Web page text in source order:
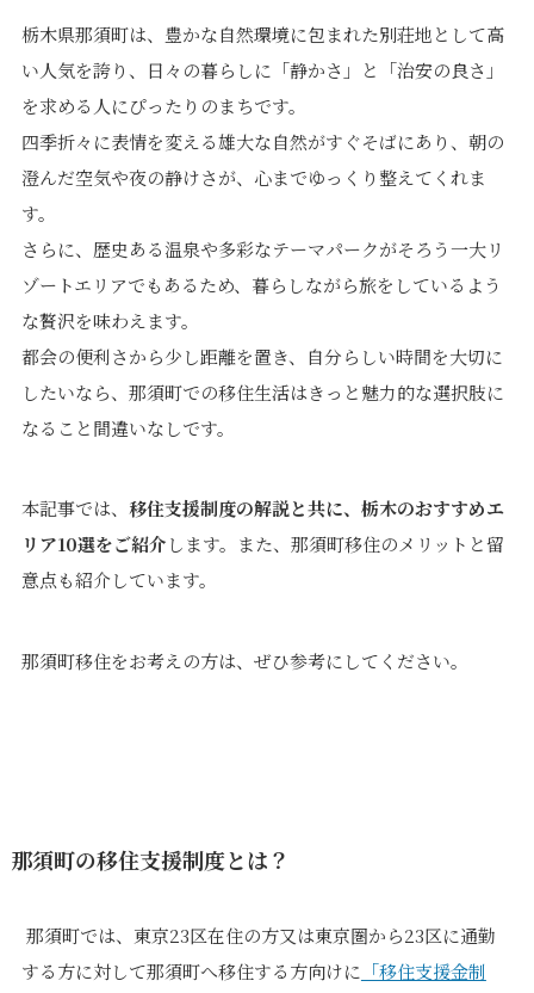
栃木県那須町は、豊かな自然環境に包まれた別荘地として高
い人気を誇り、日々の暮らしに「静かさ」と「治安の良さ」
を求める人にぴったりのまちです。
四季折々に表情を変える雄大な自然がすぐそばにあり、朝の
澄んだ空気や夜の静けさが、心までゆっくり整えてくれま
す。
さらに、歴史ある温泉や多彩なテーマパークがそろう一大リ
ゾートエリアでもあるため、暮らしながら旅をしているよう
な贅沢を味わえます。
都会の便利さから少し距離を置き、自分らしい時間を大切に
したいなら、那須町での移住生活はきっと魅力的な選択肢に
なること間違いなしです。
本記事では、 移住支援制度の解説と共に、栃木のおすすめエ
リア10選をご紹介します。また、那須町移住のメリットと留
意点も紹介しています。
那須町移住をお考えの方は、ぜひ参考にしてください。
那須町の移住支援制度とは？
那須町では、東京23区在住の方又は東京圏から23区に通勤
する方に対して那須町へ移住する方向けに 「移住支援金制